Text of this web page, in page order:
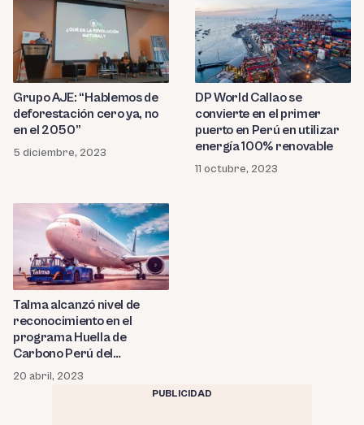
Grupo AJE: “Hablemos de
deforestación cero ya, no
en el 2050”
5 diciembre, 2023
DP World Callao se
convierte en el primer
puerto en Perú en utilizar
energía 100% renovable
11 octubre, 2023
Talma alcanzó nivel de
reconocimiento en el
programa Huella de
Carbono Perú del
Ministerio del Ambiente
20 abril, 2023
PUBLICIDAD